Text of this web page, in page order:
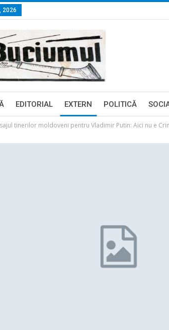
2026
EDITORIAL EXTERN POLITICĂ
tinerilor moldoveni pentru Vladimir Putin: Aici nu e